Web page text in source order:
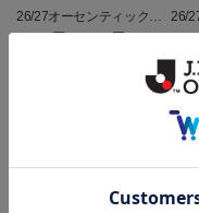
26/27オーセンティックユ
ニフォーム半袖（FP1st）
26/
ニフ
チームマス
ーやファン